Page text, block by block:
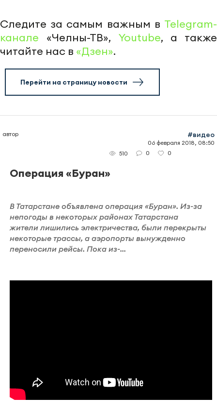
Следите за самым важным в Telegram-
канале «Челны-ТВ», Youtube, а также
читайте нас в «Дзен».
Перейти на страницу новости
автор #видео
06 февраля 2018, 08:50
510
0 0
Операция «Буран»
В Татарстане объявлена операция «Буран». Из-за
непогоды в некоторых районах Татарстана
жители лишились электричества, были перекрыты
некоторые трассы, а аэропорты вынужденно
переносили рейсы. Пока из-...